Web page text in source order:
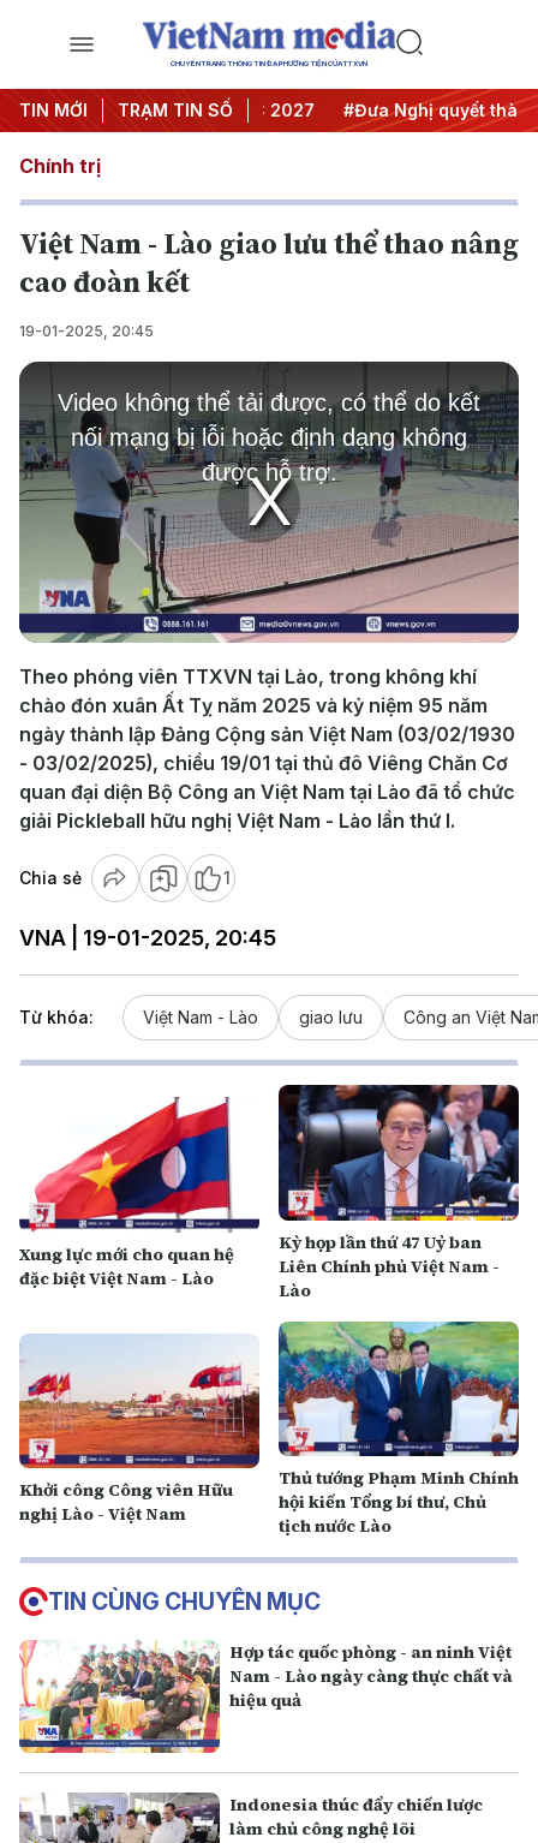
CHUYÊN TRANG THÔNG TIN ĐA PHƯƠNG TIỆN CỦA TTXVN
TIN MỚI TRẠM TIN SỐ
Trung ương 3 #APEC 2027 #Đưa Nghị quyết thành
Chính trị
Việt Nam - Lào giao lưu thể thao nâng
cao đoàn kết
19-01-2025, 20:45
Play
Video
This
modal
window.
Video không thể tải được, có thể do kết
nối mạng bị lỗi hoặc định dạng không
được hỗ trợ.
Theo phóng viên TTXVN tại Lào, trong không khí
chào đón xuân Ất Tỵ năm 2025 và kỷ niệm 95 năm
ngày thành lập Đảng Cộng sản Việt Nam (03/02/1930
- 03/02/2025), chiều 19/01 tại thủ đô Viêng Chăn Cơ
quan đại diện Bộ Công an Việt Nam tại Lào đã tổ chức
giải Pickleball hữu nghị Việt Nam - Lào lần thứ I.
Chia sẻ 1
VNA | 19-01-2025, 20:45
Từ khóa: Việt Nam - Lào giao lưu Công an Việt
Xung lực mới cho quan hệ
đặc biệt Việt Nam - Lào
Kỳ họp lần thứ 47 Uỷ ban
Liên Chính phủ Việt Nam -
Lào
Khởi công Công viên Hữu
nghị Lào - Việt Nam
Thủ tướng Phạm Minh Chính
hội kiến Tổng bí thư, Chủ
tịch nước Lào
TIN CÙNG CHUYÊN MỤC
Hợp tác quốc phòng - an ninh Việt
Nam - Lào ngày càng thực chất và
hiệu quả
Indonesia thúc đẩy chiến lược
làm chủ công nghệ lõi